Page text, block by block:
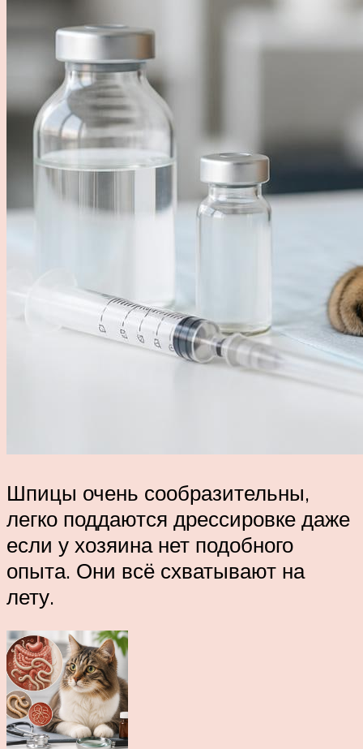
Шпицы очень сообразительны,
легко поддаются дрессировке даже
если у хозяина нет подобного
опыта. Они всё схватывают на
лету.